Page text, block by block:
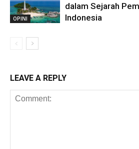
OPINI
dalam Sejarah
Indonesia
LEAVE A REPLY